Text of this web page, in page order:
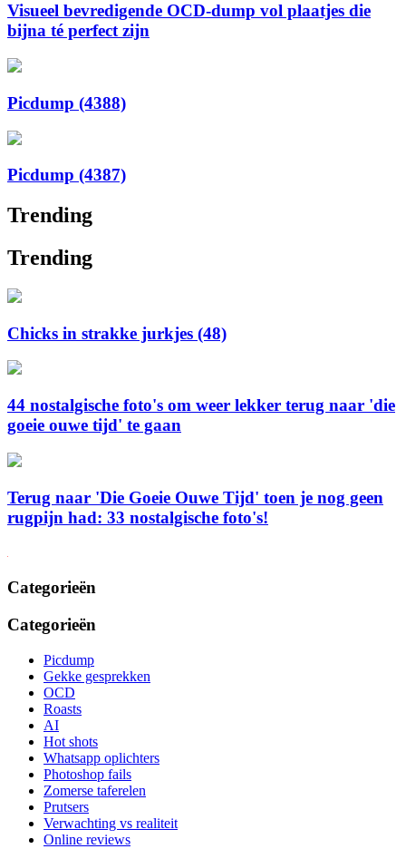
Visueel bevredigende OCD-dump vol plaatjes die
bijna té perfect zijn
Picdump (4388)
Picdump (4387)
Trending
Trending
Chicks in strakke jurkjes (48)
44 nostalgische foto's om weer lekker terug naar 'die
goeie ouwe tijd' te gaan
Terug naar 'Die Goeie Ouwe Tijd' toen je nog geen
rugpijn had: 33 nostalgische foto's!
Categorieën
Categorieën
Picdump
Gekke gesprekken
OCD
Roasts
AI
Hot shots
Whatsapp oplichters
Photoshop fails
Zomerse taferelen
Prutsers
Verwachting vs realiteit
Online reviews